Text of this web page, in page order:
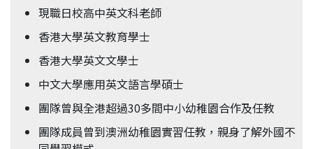
現職日校高中英文科老師
香港大學英文教育學士
香港大學英文文學士
中文大學應用英文語言學碩士
團隊曾與全港超過30多間中小幼稚園合作及任教
團隊成員曾到澳洲幼稚園實習任教，親身了解外國不